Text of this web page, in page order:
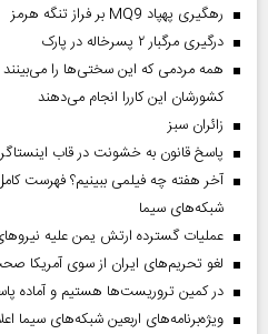
رهگیری پهپاد MQ9 بر فراز تنگه هرمز
درگیری مرگبار ۲ پسرخاله در پارک
همه مردمی که این سختی‌ها را می‌بینند
کشورشان این کاررا انجام می‌دهند
‌زائران سبز
پاسخ قانون به خشونت در قاب
آخر هفته چه فیلمی ببینیم؟ فهرست
شبکه‌های سیما
عملیات گسترده ارتش یمن علیه
لغو تحریم‌های ایران از سوی آمریکا
در کمین تروریست‌ها هستیم و آماده
ویژه‌برنامه‌های اربعین شبکه‌های سیما